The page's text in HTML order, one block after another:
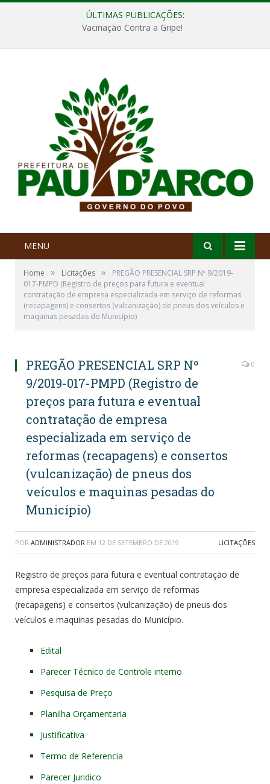
ÚLTIMAS PUBLICAÇÕES:
Vacinação Contra a Gripe!
MENU
Home » Licitações »
PREGÃO PRESENCIAL SRP Nº 9/2019-
017-PMPD (Registro de preços para futura e eventual
contratação de empresa especializada em serviço de reformas
(recapagens) e consertos (vulcanização) de pneus dos veículos e
maquinas pesadas do Município)
PREGÃO PRESENCIAL SRP Nº
9/2019-017-PMPD (Registro de
preços para futura e eventual
contratação de empresa
especializada em serviço de
reformas (recapagens) e consertos
(vulcanização) de pneus dos
veículos e maquinas pesadas do
Município)
0
POR ADMINISTRADOR EM 12 DE SETEMBRO DE 2019 LICITAÇÕES
Registro de preços para futura e eventual contratação de
empresa especializada em serviço de reformas
(recapagens) e consertos (vulcanização) de pneus dos
veículos e maquinas pesadas do Município.
Edital
Parecer Técnico de Controle interno
Pesquisa de Preço
Planilha Orçamentaria
Justificativa
Termo de Referencia
Parecer Juridico